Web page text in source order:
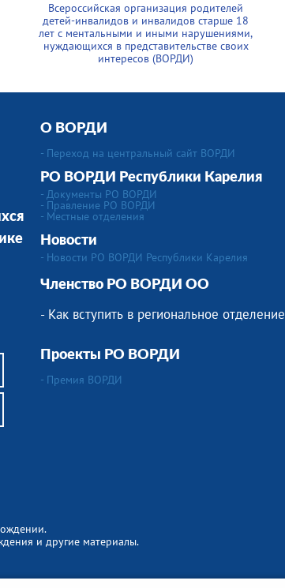
Всероссийская организация родителей
детей-инвалидов и инвалидов старше 18
лет с ментальными и иными нарушениями,
нуждающихся в представительстве своих
интересов (ВОРДИ)
и другие материалы.
О ВОРДИ
- Переход на центральный сайт ВОРДИ
РО ВОРДИ Республики Карелия
- Документы РО ВОРДИ
- Правление РО ВОРДИ
- Местные отделения
Новости
- Новости РО ВОРДИ Республики Карелия
Членство РО ВОРДИ ОО
- Как вступить в региональное отделение
Проекты РО ВОРДИ
- Премия ВОРДИ